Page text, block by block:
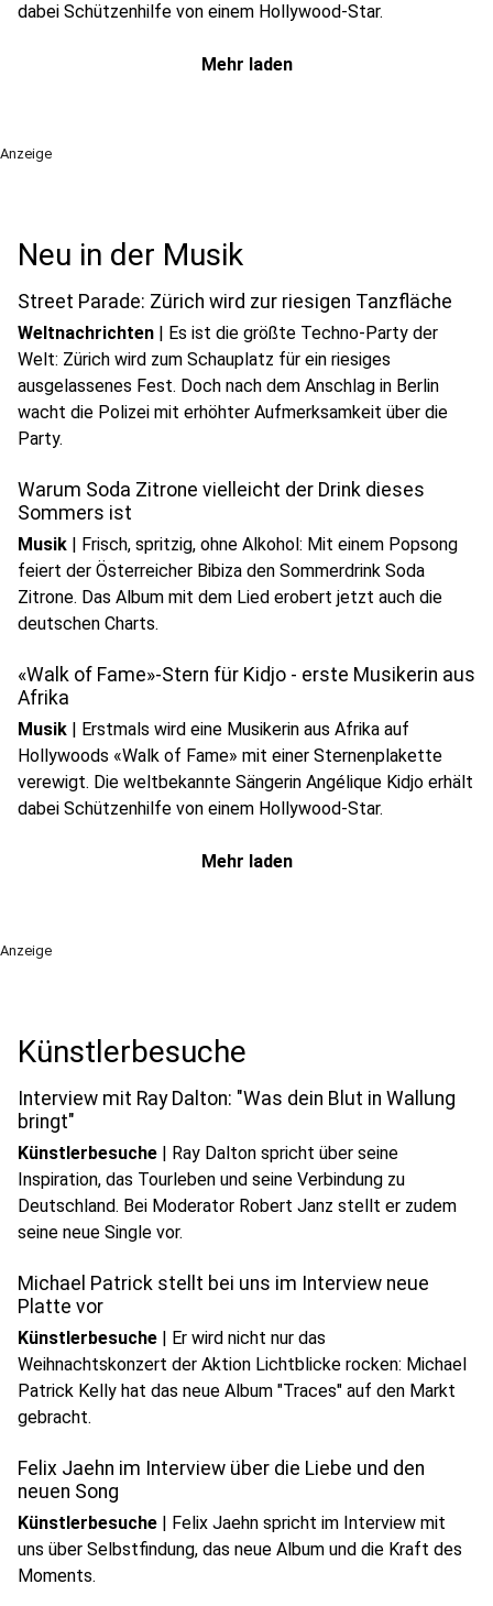
dabei Schützenhilfe von einem Hollywood-Star.
Mehr laden
Anzeige
Neu in der Musik
Street Parade: Zürich wird zur riesigen Tanzfläche
Weltnachrichten | Es ist die größte Techno-Party der
Welt: Zürich wird zum Schauplatz für ein riesiges
ausgelassenes Fest. Doch nach dem Anschlag in Berlin
wacht die Polizei mit erhöhter Aufmerksamkeit über die
Party.
Warum Soda Zitrone vielleicht der Drink dieses
Sommers ist
Musik | Frisch, spritzig, ohne Alkohol: Mit einem Popsong
feiert der Österreicher Bibiza den Sommerdrink Soda
Zitrone. Das Album mit dem Lied erobert jetzt auch die
deutschen Charts.
«Walk of Fame»-Stern für Kidjo - erste Musikerin aus
Afrika
Musik | Erstmals wird eine Musikerin aus Afrika auf
Hollywoods «Walk of Fame» mit einer Sternenplakette
verewigt. Die weltbekannte Sängerin Angélique Kidjo erhält
dabei Schützenhilfe von einem Hollywood-Star.
Mehr laden
Anzeige
Künstlerbesuche
Interview mit Ray Dalton: "Was dein Blut in Wallung
bringt"
Künstlerbesuche | Ray Dalton spricht über seine
Inspiration, das Tourleben und seine Verbindung zu
Deutschland. Bei Moderator Robert Janz stellt er zudem
seine neue Single vor.
Michael Patrick stellt bei uns im Interview neue
Platte vor
Künstlerbesuche | Er wird nicht nur das
Weihnachtskonzert der Aktion Lichtblicke rocken: Michael
Patrick Kelly hat das neue Album "Traces" auf den Markt
gebracht.
Felix Jaehn im Interview über die Liebe und den
neuen Song
Künstlerbesuche | Felix Jaehn spricht im Interview mit
uns über Selbstfindung, das neue Album und die Kraft des
Moments.